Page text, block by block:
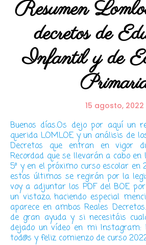
Resumen
decretos de
Infantil y de
15 agosto, 2022
Buenos días.Os dejo por aquí un
querida LOMLOE y un análisis de
Decretos que entran en vigor
Recordad que se llevarán a cabo en
5º y en el próximo curso escolar en
estos últimos se regirán por la
voy a adjuntar los PDF del BOE
un vistazo, haciendo especial
aparece en ambos Reales
de gran ayuda y si necesitáis
dejado un vídeo en mi Instagram:
tod@s y feliz comienzo de curso